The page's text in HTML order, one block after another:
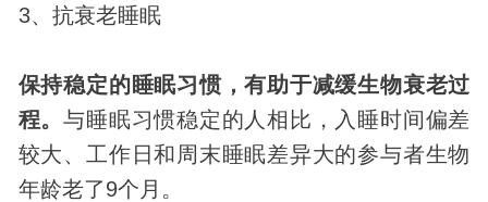
3、抗衰老睡眠
保持稳定的睡眠习惯，有助于减缓生物衰老过
程。与睡眠习惯稳定的人相比，入睡时间偏差
较大、工作日和周末睡眠差异大的参与者生物
年龄老了9个月。